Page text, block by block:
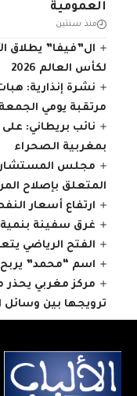
العمومية
منذ سنتين
ال”فيفا” يطلاق
لكأس العالم 2026
نشرة إنذارية:
مرتقبة يومي
نائب بريطاني:
بمغربية الصحراء
مجلس
المتعلق بإصلاح
ارتفاع أسعار
غرق سفينة بنمية
الفتح الرياضي
اسم “محمد” يربح
مركز مغربي يحذر
ترويجها بين وسائل